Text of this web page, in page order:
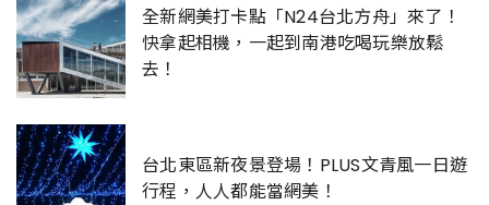
全新網美打卡點「N24台北方舟」來了！
快拿起相機，一起到南港吃喝玩樂放鬆
去！
台北東區新夜景登場！PLUS文青風一日遊
行程，人人都能當網美！